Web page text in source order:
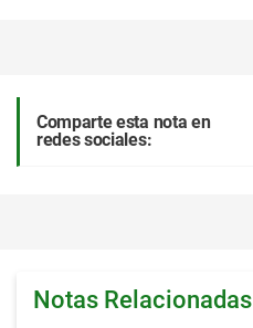
Comparte esta nota en
redes sociales:
Notas Relacionadas